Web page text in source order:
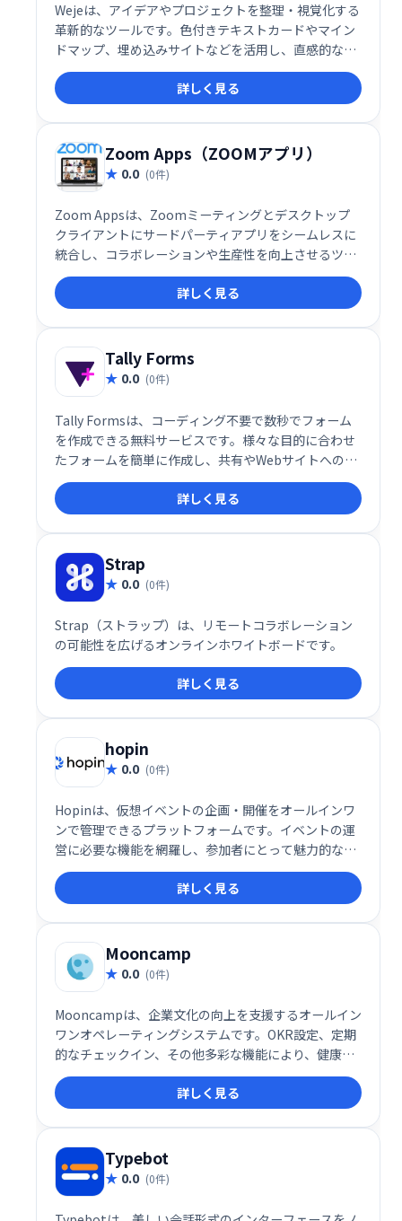
Wejeは、アイデアやプロジェクトを整理・視覚化する
革新的なツールです。色付きテキストカードやマイン
ドマップ、埋め込みサイトなどを活用し、直感的な操
作で作業を効率化。オンラインコラボレーションにも
対応し、チームでの作業もスムーズに進められます。
9月と10月は全アカウント無料でご利用いただけま
す。独自のハイパースペースで、創造性を最大限に発
揮しましょう！
詳しく見る
Zoom Apps（ZOOMアプリ）
0.0 (0件)
Zoom Appsは、Zoomミーティングとデスクトップ
クライアントにサードパーティアプリをシームレスに
統合し、コラボレーションや生産性を向上させるツー
ルです。現在約50種類のアプリが利用可能で、エンタ
ーテインメントも強化します。会議中にアプリを直接
起動し、より効率的で充実したミーティングを実現で
きます。
詳しく見る
Tally Forms
0.0 (0件)
Tally Formsは、コーディング不要で数秒でフォーム
を作成できる無料サービスです。様々な目的に合わせ
たフォームを簡単に作成し、共有やWebサイトへの埋
め込みも可能です。手軽に利用できるため、個人から
企業まで幅広く活用できます。
詳しく見る
Strap
0.0 (0件)
Strap（ストラップ）は、リモートコラボレーション
の可能性を広げるオンラインホワイトボードです。
詳しく見る
hopin
0.0 (0件)
Hopinは、仮想イベントの企画・開催をオールインワ
ンで管理できるプラットフォームです。イベントの運
営に必要な機能を網羅し、参加者にとって魅力的な体
験を提供します。スムーズなイベント実施と参加者エ
ンゲージメントの向上を実現し、オンラインイベント
を成功に導きます。
詳しく見る
Mooncamp
0.0 (0件)
Mooncampは、企業文化の向上を支援するオールイン
ワンオペレーティングシステムです。OKR設定、定期
的なチェックイン、その他多彩な機能により、健康で
幸福感にあふれ、高いパフォーマンスを発揮できる職
場環境を実現します。社員のエンゲージメントを高
め、組織全体の成長を促進します。
詳しく見る
Typebot
0.0 (0件)